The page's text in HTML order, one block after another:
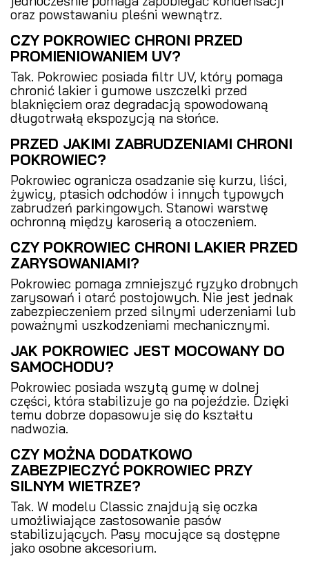
oraz powstawaniu pleśni wewnątrz.
CZY POKROWIEC CHRONI PRZED
PROMIENIOWANIEM UV?
Tak. Pokrowiec posiada filtr UV, który pomaga
chronić lakier i gumowe uszczelki przed
blaknięciem oraz degradacją spowodowaną
długotrwałą ekspozycją na słońce.
PRZED JAKIMI ZABRUDZENIAMI CHRONI
POKROWIEC?
Pokrowiec ogranicza osadzanie się kurzu, liści,
żywicy, ptasich odchodów i innych typowych
zabrudzeń parkingowych. Stanowi warstwę
ochronną między karoserią a otoczeniem.
CZY POKROWIEC CHRONI LAKIER PRZED
ZARYSOWANIAMI?
Pokrowiec pomaga zmniejszyć ryzyko drobnych
zarysowań i otarć postojowych. Nie jest jednak
zabezpieczeniem przed silnymi uderzeniami lub
poważnymi uszkodzeniami mechanicznymi.
JAK POKROWIEC JEST MOCOWANY DO
SAMOCHODU?
Pokrowiec posiada wszytą gumę w dolnej
części, która stabilizuje go na pojeździe. Dzięki
temu dobrze dopasowuje się do kształtu
nadwozia.
CZY MOŻNA DODATKOWO
ZABEZPIECZYĆ POKROWIEC PRZY
SILNYM WIETRZE?
Tak. W modelu Classic znajdują się oczka
umożliwiające zastosowanie pasów
stabilizujących. Pasy mocujące są dostępne
jako osobne akcesorium.